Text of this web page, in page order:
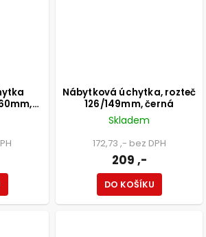
černá
Nábytková úchytka, rozteč
126/149mm, černá
Skladem
172,73 ,- bez DPH
209 ,-
DO KOŠÍKU